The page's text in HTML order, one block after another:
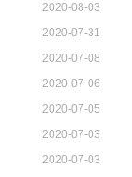
2020-08-03
2020-07-31
2020-07-08
2020-07-06
2020-07-05
2020-07-03
2020-07-03